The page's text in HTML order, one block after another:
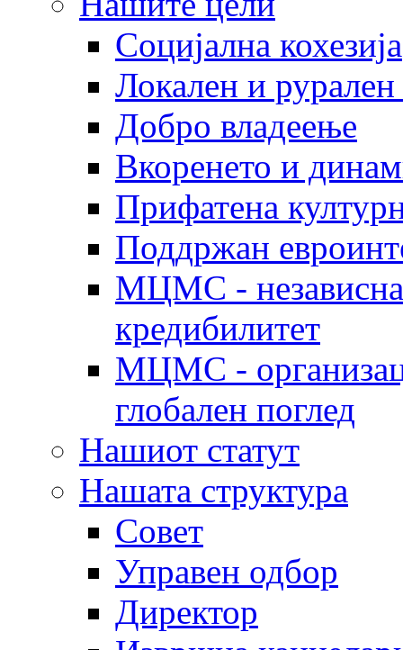
Социјална кохезија
Локален и рурален
Добро владеење
Вкоренето и
Прифатена
Поддржан
МЦМС - независна
кредибилитет
МЦМС -
глобален поглед
Нашиот статут
Нашата структура
Совет
Управен одбор
Директор